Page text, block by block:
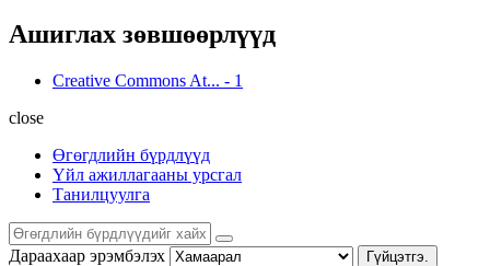
Ашиглах зөвшөөрлүүд
Creative Commons At... - 1
close
Өгөгдлийн бүрдлүүд
Үйл ажиллагааны урсгал
Танилцуулга
Дараахаар эрэмбэлэх Гүйцэтгэ.